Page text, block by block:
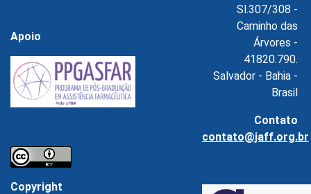
Apoio
Copyright
Sl.307/308 -
Caminho das
Árvores -
41820.790.
Salvador - Bahia -
Brasil
Contato
contato@jaff.org.br